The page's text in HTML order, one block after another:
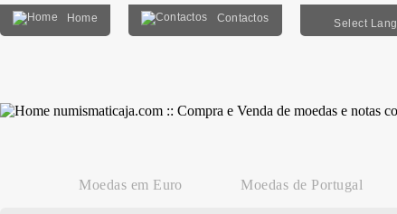
Home Contactos Select
Moedas em Euro Moedas de Portugal